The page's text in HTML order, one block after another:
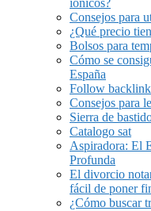
iónicos?
Consejos para
¿Qué precio
Bolsos para
Cómo se
España
Follow
Consejos para
Sierra de
Catalogo sat
Aspiradora: El
Profunda
El divorcio
fácil de poner
¿Cómo buscar